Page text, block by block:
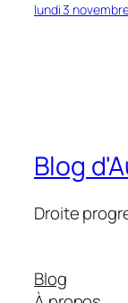
lundi 3
Blog
Droite
Blog